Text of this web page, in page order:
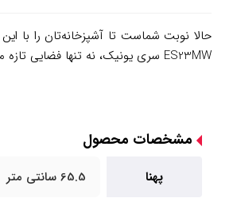
حالا نوبت شماست تا آشپزخانه‌تان را با این
ES23MW سری یونیک، نه تنها فضایی تازه می‌سازید، بلکه سرمایه‌ای برای لحظات شاد و سالم – منتظرتان هستیم تا این همراه وفادار را به خانه‌تان بیاوریم.
مشخصات محصول
پهنا 65.5 سانتی متر